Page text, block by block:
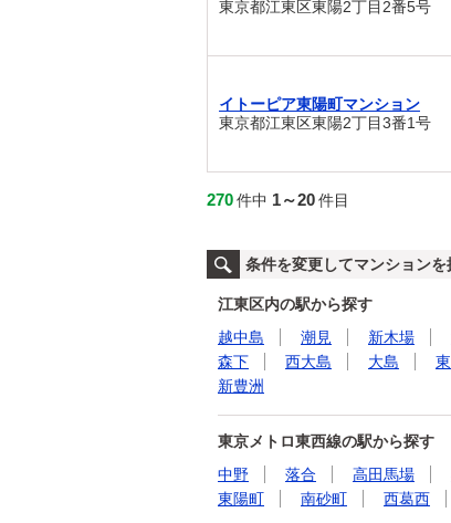
東京都江東区東陽2丁目2番5号
イトーピア東陽町マンション
東京都江東区東陽2丁目3番1号
270件中 1～20件目
条件を変更してマンションを
江東区内の駅から探す
越中島
潮見 新木場
森下
西大島 大島
新豊洲
東京メトロ東西線の駅から探す
中野
落合 高田馬場
東陽町
南砂町 西葛西